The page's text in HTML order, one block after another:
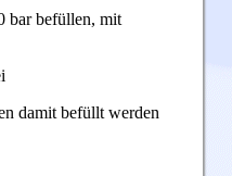
bar befüllen, mit
damit befüllt werden